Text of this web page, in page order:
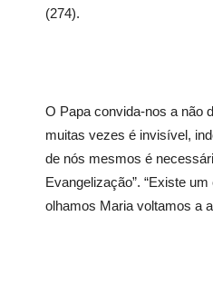
(274).
O Papa convida-nos a não
muitas vezes é invisível,
de nós mesmos é
Evangelização”. “Existe
olhamos Maria voltamos a